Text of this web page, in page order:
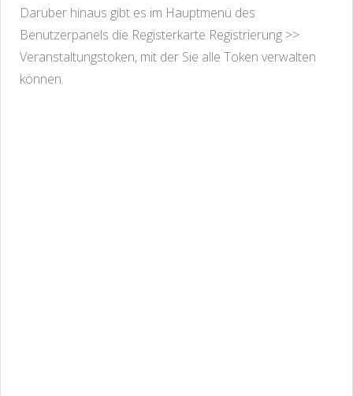
Darüber hinaus gibt es im Hauptmenü des
Benutzerpanels die Registerkarte Registrierung >>
Veranstaltungstoken, mit der Sie alle Token verwalten
können.